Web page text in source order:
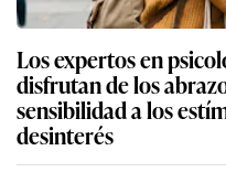
Los expertos en
disfrutan de los
sensibilidad a los
desinterés